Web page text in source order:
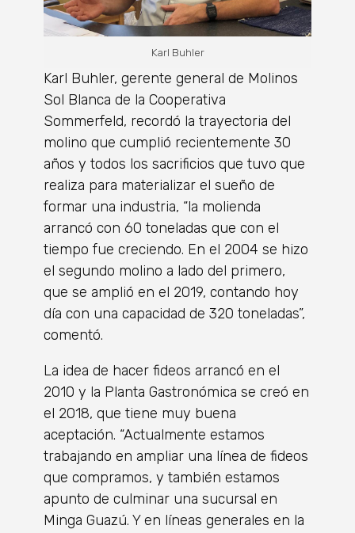
Karl Buhler
Karl Buhler, gerente general de Molinos
Sol Blanca de la Cooperativa
Sommerfeld, recordó la trayectoria del
molino que cumplió recientemente 30
años y todos los sacrificios que tuvo que
realiza para materializar el sueño de
formar una industria, “la molienda
arrancó con 60 toneladas que con el
tiempo fue creciendo. En el 2004 se hizo
el segundo molino a lado del primero,
que se amplió en el 2019, contando hoy
día con una capacidad de 320 toneladas”,
comentó.
La idea de hacer fideos arrancó en el
2010 y la Planta Gastronómica se creó en
el 2018, que tiene muy buena
aceptación. “Actualmente estamos
trabajando en ampliar una línea de fideos
que compramos, y también estamos
apunto de culminar una sucursal en
Minga Guazú. Y en líneas generales en la